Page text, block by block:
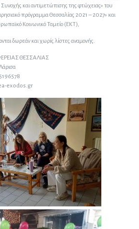
και αντιμετώπισης της φτώχειας» του
πρόγραμμα Θεσσαλίας 2021 – 2027» και
Κοινωνικό Ταμείο (ΕΚΤ),
δωρεάν και χωρίς λίστες αναμονής.
ΘΕΣΣΑΛΙΑΣ
exodos.gr